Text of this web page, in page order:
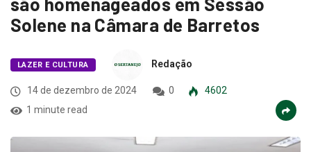
Solene na Câmara de Barretos
LAZER E CULTURA Redação
14 de dezembro de 2024 0
4602
1 minute read